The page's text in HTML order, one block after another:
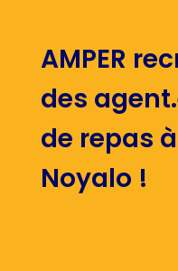
AMPER
des
de repas
Noyalo !